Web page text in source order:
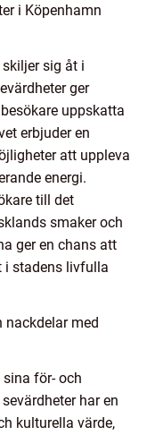
i Köpenhamn
sig åt i
ger
uppskatta
erbjuder en
att uppleva
energi.
till det
smaker och
ger en chans att
i stadens livfulla
nackdelar med
för- och
har en
kulturella värde,